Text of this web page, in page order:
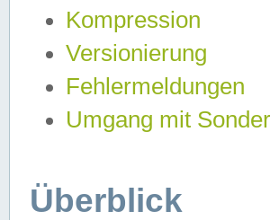
Kompression
Versionierung
Fehlermeldungen
Umgang mit
Überblick